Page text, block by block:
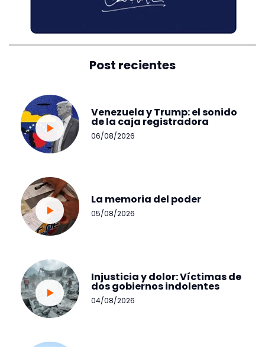
Post recientes
Venezuela y Trump: el sonido
de la caja registradora
06/08/2026
La memoria del poder
05/08/2026
Injusticia y dolor: Víctimas de
dos gobiernos indolentes
04/08/2026